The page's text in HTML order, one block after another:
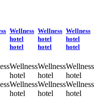
Wellness
hotel
hotel
Wellness
hotel
Wellness
hotel
Wellness
hotel
hotel
Wellness
hotel
Wellness
hotel
Wellness
hotel
hotel
Wellness
hotel
Wellness
hotel